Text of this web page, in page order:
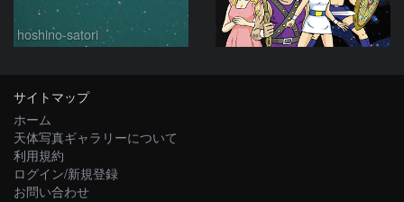
hoshino-satori
サイトマップ
ホーム
天体写真ギャラリーについて
利用規約
ログイン/新規登録
お問い合わせ